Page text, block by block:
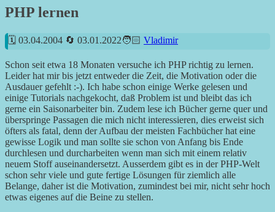
PHP lernen
03.04.2004 03.01.2022 Vladimir
Schon seit etwa 18 Monaten versuche ich PHP richtig zu lernen.
Leider hat mir bis jetzt entweder die Zeit, die Motivation oder die
Ausdauer gefehlt :-). Ich habe schon einige Werke gelesen und
einige Tutorials nachgekocht, daß Problem ist und bleibt das ich
gerne ein Saisonarbeiter bin. Zudem lese ich Bücher gerne quer und
überspringe Passagen die mich nicht interessieren, dies erweist sich
öfters als fatal, denn der Aufbau der meisten Fachbücher hat eine
gewisse Logik und man sollte sie schon von Anfang bis Ende
durchlesen und durcharbeiten wenn man sich mit einem relativ
neuem Stoff auseinandersetzt. Ausserdem gibt es in der PHP-Welt
schon sehr viele und gute fertige Lösungen für ziemlich alle
Belange, daher ist die Motivation, zumindest bei mir, nicht sehr hoch
etwas eigenes auf die Beine zu stellen.